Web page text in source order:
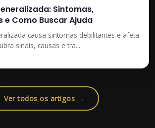
Sintomas,
e Como Buscar Ajuda
causa sintomas debilitantes e afeta
sinais, causas e tra...
Ver todos os artigos →